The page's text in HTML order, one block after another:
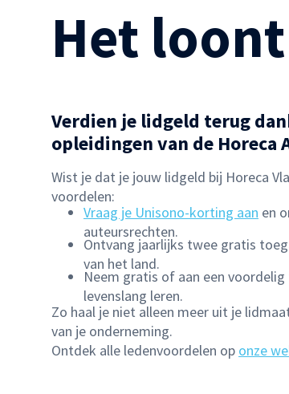
Het loont
Verdien je lidgeld terug
opleidingen van de Horeca
Wist je dat je jouw lidgeld bij Horeca
voordelen:
Vraag je Unisono-korting aan en
auteursrechten.
Ontvang jaarlijks twee gratis
van het land.
Neem gratis of aan een
levenslang leren.
Zo haal je niet alleen meer uit je
van je onderneming.
Ontdek alle ledenvoordelen op onze